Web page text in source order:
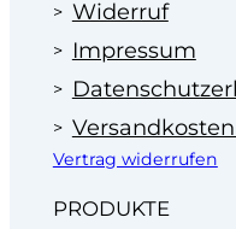
Widerruf
Impressum
Vertrag widerrufen
PRODUKTE